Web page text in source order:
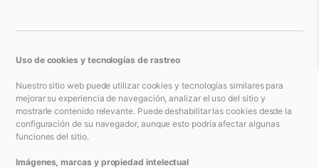
Uso de cookies y tecnologías de rastreo
Nuestro sitio web puede utilizar cookies y tecnologías similares para
mejorar su experiencia de navegación, analizar el uso del sitio y
mostrarle contenido relevante. Puede deshabilitar las cookies desde la
configuración de su navegador, aunque esto podría afectar algunas
funciones del sitio.
Imágenes, marcas y propiedad intelectual